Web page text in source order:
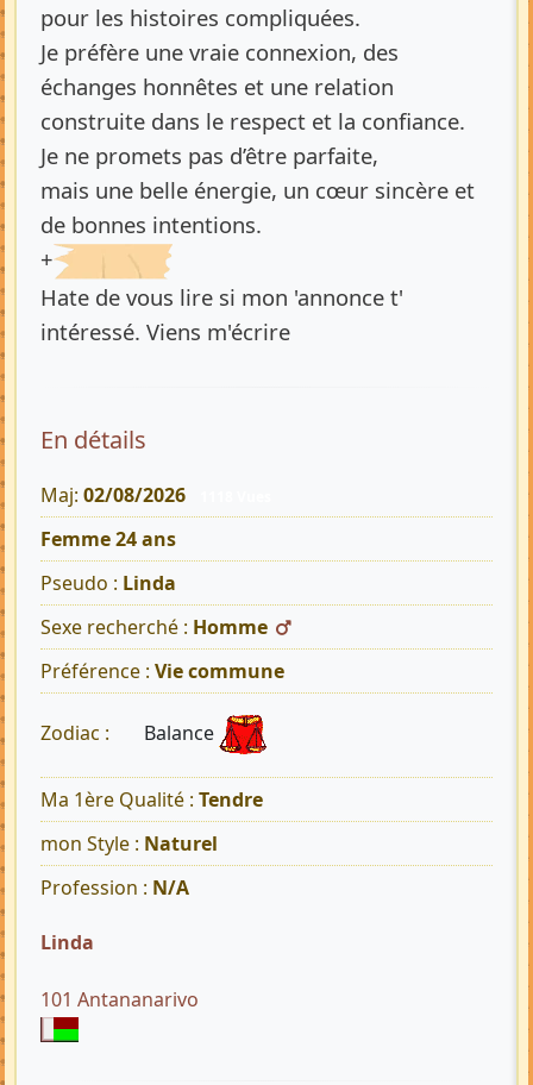
pour les histoires compliquées.
Je préfère une vraie connexion, des
échanges honnêtes et une relation
construite dans le respect et la confiance.
Je ne promets pas d’être parfaite,
mais une belle énergie, un cœur sincère et
de bonnes intentions.
+
Hate de vous lire si mon 'annonce t'
intéressé. Viens m'écrire
En détails
Maj: 02/08/2026
Femme 24 ans
Pseudo : Linda
Sexe recherché : Homme
Préférence : Vie commune
Zodiac : Balance
Ma 1ère Qualité : Tendre
mon Style : Naturel
Profession : N/A
Linda
101 Antananarivo